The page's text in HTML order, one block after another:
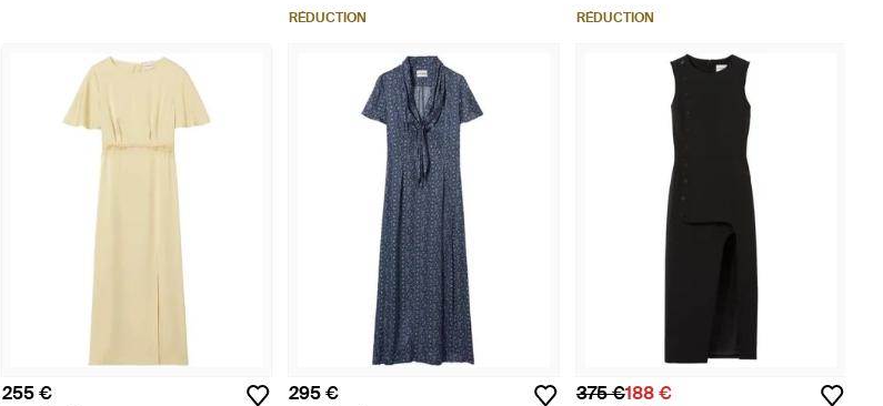
RÉDUCTION RÉDUCTION
255 € 295 € 375 €188 €